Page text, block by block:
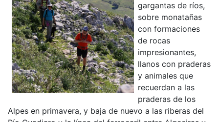
gargantas de ríos,
sobre monatañas
con formaciones
de rocas
impresionantes,
llanos con praderas
y animales que
recuerdan a las
praderas de los
Alpes en primavera, y baja de nuevo a las riberas del